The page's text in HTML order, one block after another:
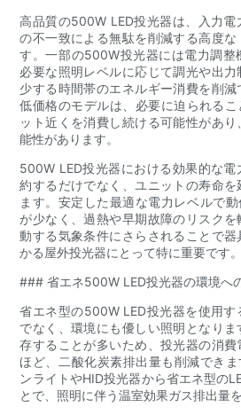
高品質の500W LED投光器は、入力電
の不一致による無駄を削減する高度な
す。一部の500W投光器には電力調整
必要な照明レベルに応じて調光や出
少する時間帯のエネルギー消費を削
低価格のモデルは、必要に迫られる
ット近くを消費し続ける可能性があ
能性があります。
500W LED投光器における効果的な
約するだけでなく、ユニットの寿命を
ます。安定した最適な電力レベルで
が少なく、過熱や早期故障のリスク
動する気象条件にさらされることで
かる屋外投光器にとって特に重要です。
### 省エネ500W LED投光器の環境へ
省エネ型の500W LED投光器を使用
でなく、環境にも優しい照明となり
存することが多いため、投光器の消
ほど、二酸化炭素排出量も削減でき
ンライトやHID投光器から省エネ型の
とで、照明に伴う温室効果ガス排出量